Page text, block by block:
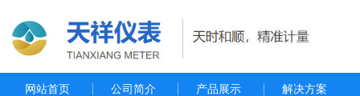
网站首页 公司简介 产品展示 解决方案